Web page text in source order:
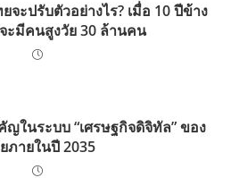
จะปรับตัวอย่างไร? เมื่อ 10 ปีข้าง
ะมีคนสูงวัย 30 ล้านคน
ญในระบบ “เศรษฐกิจดิจิทัล” ของ
ภายในปี 2035